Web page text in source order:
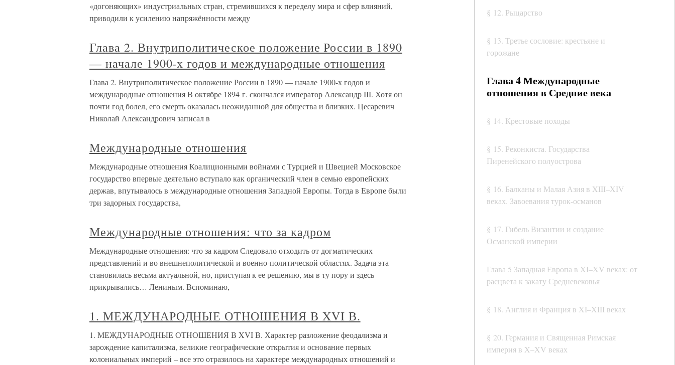
§ 12. Рыцарство
§ 13. Третье сословие: крестьяне и
горожане
Глава 4 Международные
отношения в Средние века
§ 14. Крестовые походы
§ 15. Реконкиста. Государства
Пиренейского полуострова
§ 16. Балканы и Малая Азия в XIII–XIV
веках. Завоевания турок-османов
§ 17. Гибель Византии и создание
Османской империи
Глава 5 Западная Европа в XI–XV веках: от
расцвета к закату Средневековья
§ 18. Англия и Франция в XI–XIII веках
§ 20. Германия и Священная Римская
империя в X–XV веках
«догоняющих» индустриальных стран, стремившихся к переделу мира и сфер влияний,
приводили к усилению напряжённости между
Глава 2. Внутриполитическое положение России в 1890
— начале 1900-х годов и международные отношения
Глава 2. Внутриполитическое положение России в 1890 — начале 1900-х годов и
международные отношения В октябре 1894 г. скончался император Александр III. Хотя он
почти год болел, его смерть оказалась неожиданной для общества и близких. Цесаревич
Николай Александрович записал в
Международные отношения
Международные отношения Коалиционными войнами с Турцией и Швецией Московское
государство впервые деятельно вступало как органический член в семью европейских
держав, впутывалось в международные отношения Западной Европы. Тогда в Европе были
три задорных государства,
Международные отношения: что за кадром
Международные отношения: что за кадром Следовало отходить от догматических
представлений и во внешнеполитической и военно-политической областях. Задача эта
становилась весьма актуальной, но, приступая к ее решению, мы в ту пору и здесь
прикрывались… Лениным. Вспоминаю,
1. МЕЖДУНАРОДНЫЕ ОТНОШЕНИЯ В XVI В.
1. МЕЖДУНАРОДНЫЕ ОТНОШЕНИЯ В XVI В. Характер разложение феодализма и
зарождение капитализма, великие географические открытия и основание первых
колониальных империй – все это отразилось на характере международных отношений и